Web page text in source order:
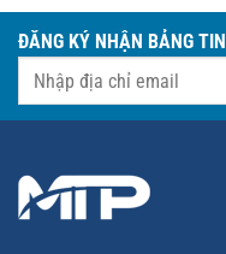
ĐĂNG KÝ NHẬN BẢNG TIN